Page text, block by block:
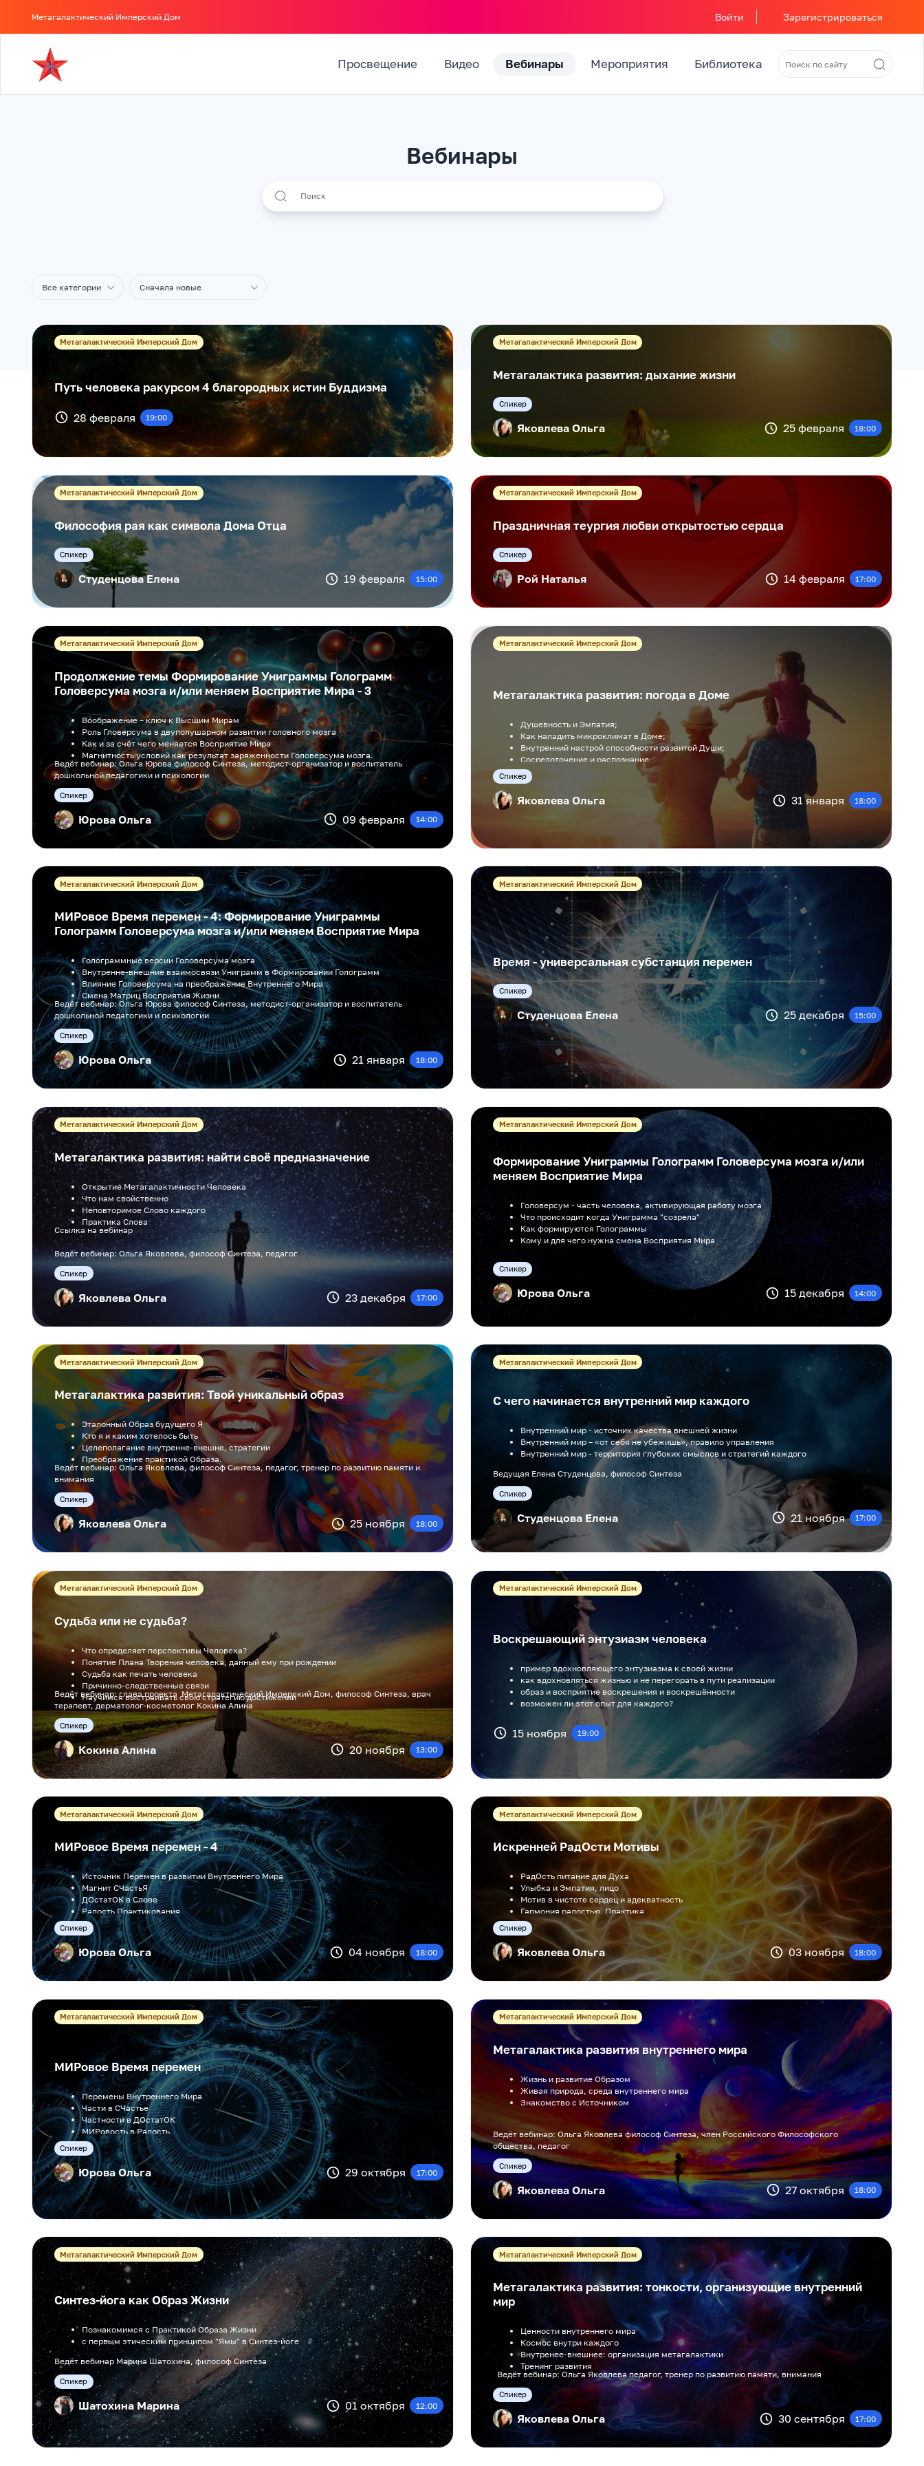
Метагалактический Имперский Дом Войти Зарегистрироваться
Просвещение Видео Вебинары Мероприятия Библиотека
Вебинары
Все категории Сначала новые
Метагалактический Имперский Дом
Путь человека ракурсом 4 благородных истин Буддизма
28 февраля 19:00
Метагалактический Имперский Дом
Метагалактика развития: дыхание жизни
Cпикер
Яковлева Ольга 25 февраля 18:00
Метагалактический Имперский Дом
Философия рая как символа Дома Отца
Cпикер
Студенцова Елена 19 февраля 15:00
Метагалактический Имперский Дом
Праздничная теургия любви открытостью сердца
Cпикер
Рой Наталья 14 февраля 17:00
Метагалактический Имперский Дом
Продолжение темы Формирование Униграммы Голограмм
Головерсума мозга и/или меняем Восприятие Мира - 3
Воображение – ключ к Высшим Мирам
Роль Гловерсума в двуполушарном развитии головного мозга
Как и за счёт чего меняется Восприятие Мира
Магнитность условий как результат заряженности Головерсума мозга.
Ведёт вебинар: Ольга Юрова философ Синтеза, методист-организатор и воспитатель
дошкольной педагогики и психологии
Cпикер
Юрова Ольга 09 февраля 14:00
Метагалактический Имперский Дом
Метагалактика развития: погода в Доме
Душевность и Эмпатия;
Как наладить микроклимат в Доме;
Внутренний настрой способности развитой Души;
Сосредоточение и распознание
Cпикер
Яковлева Ольга 31 января 18:00
Метагалактический Имперский Дом
МИРовое Время перемен - 4: Формирование Униграммы
Голограмм Головерсума мозга и/или меняем Восприятие Мира
Голограммные версии Головерсума мозга
Внутренне-внешние взаимосвязи Униграмм в Формировании Голограмм
Влияние Головерсума на преображение Внутреннего Мира
Смена Матриц Восприятия Жизни
Ведёт вебинар: Ольга Юрова философ Синтеза, методист-организатор и воспитатель
дошкольной педагогики и психологии
Cпикер
Юрова Ольга 21 января 18:00
Метагалактический Имперский Дом
Время - универсальная субстанция перемен
Cпикер
Студенцова Елена 25 декабря 15:00
Метагалактический Имперский Дом
Метагалактика развития: найти своё предназначение
Открытие Метагалактичности Человека
Что нам свойственно
Неповторимое Слово каждого
Практика Слова
Ссылка на вебинар https://t.me/+OzgfuFwerAViN2Q6
Ведёт вебинар: Ольга Яковлева, философ Синтеза, педагог
Cпикер
Яковлева Ольга 23 декабря 17:00
Метагалактический Имперский Дом
Формирование Униграммы Голограмм Головерсума мозга и/или
меняем Восприятие Мира
Головерсум - часть человека, активирующая работу мозга
Что происходит когда Униграмма "созрела"
Как формируются Голограммы
Кому и для чего нужна смена Восприятия Мира
Cпикер
Юрова Ольга 15 декабря 14:00
Метагалактический Имперский Дом
Метагалактика развития: Твой уникальный образ
Эталонный Образ будущего Я
Кто я и каким хотелось быть
Целеполагание внутренне-внешне, стратегии
Преображение практикой Образа.
Ведёт вебинар: Ольга Яковлева, философ Синтеза, педагог, тренер по развитию памяти и
внимания
Cпикер
Яковлева Ольга 25 ноября 18:00
Метагалактический Имперский Дом
С чего начинается внутренний мир каждого
Внутренний мир - источник качества внешней жизни
Внутренний мир – «от себя не убежишь», правило управления
Внутренний мир - территория глубоких смыслов и стратегий каждого
Ведущая Елена Студенцова, философ Синтеза
Cпикер
Студенцова Елена 21 ноября 17:00
Метагалактический Имперский Дом
Судьба или не судьба?
Что определяет перспективы Человека?
Понятие Плана Творения человека, данный ему при рождении
Судьба как печать человека
Причинно-следственные связи
Научимся выстраивать свою стратегию достижений
Ведёт вебинар: глава проекта Метагалактический Имперский Дом, философ Синтеза, врач
терапевт, дерматолог-косметолог Кокина Алина
Cпикер
Кокина Алина 20 ноября 13:00
Метагалактический Имперский Дом
Воскрешающий энтузиазм человека
пример вдохновляющего энтузиазма к своей жизни
как вдохновляться жизнью и не перегорать в пути реализации
образ и восприятие воскрешения и воскрешённости
возможен ли этот опыт для каждого?
15 ноября 19:00
Метагалактический Имперский Дом
МИРовое Время перемен - 4
Источник Перемен в развитии Внутреннего Мира
Магнит СЧастьЯ
ДОстатОК в Слове
Радость Практикования
Образ Жизни Делами
Cпикер
Юрова Ольга 04 ноября 18:00
Метагалактический Имперский Дом
Искренней РадОсти Мотивы
РадОсть питание для Духа
Улыбка и Эмпатия, лицо
Мотив в чистоте сердец и адекватность
Гармония радостью. Практика
Ведёт вебинар: педагог, тренер по развитию памяти и внимания, философ Синтеза
Ольга Яковлева
Cпикер
Яковлева Ольга 03 ноября 18:00
Метагалактический Имперский Дом
МИРовое Время перемен
Перемены Внутреннего Мира
Части в СЧастье
Частности в ДОстатОК
МИРовость в Радость
Время в Дела
Cпикер
Юрова Ольга 29 октября 17:00
Метагалактический Имперский Дом
Метагалактика развития внутреннего мира
Жизнь и развитие Образом
Живая природа, среда внутреннего мира
Знакомство с Источником
Ведёт вебинар: Ольга Яковлева философ Синтеза, член Российского Философского
общества, педагог
Cпикер
Яковлева Ольга 27 октября 18:00
Метагалактический Имперский Дом
Синтез-йога как Образ Жизни
Познакомимся с Практикой Образа Жизни
с первым этическим принципом "Ямы" в Синтез-йоге
Ведёт вебинар Марина Шатохина, философ Синтеза
Cпикер
Шатохина Марина 01 октября 12:00
Метагалактический Имперский Дом
Метагалактика развития: тонкости, организующие внутренний
мир
Ценности внутреннего мира
Космос внутри каждого
Внутренее-внешнее: организация метагалактики
Тренинг развития
Ведёт вебинар: Ольга Яковлева педагог, тренер по развитию памяти, внимания
Cпикер
Яковлева Ольга 30 сентября 17:00